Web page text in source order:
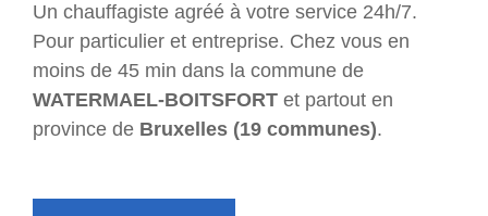
Un chauffagiste agréé à votre service 24h/7.
Pour particulier et entreprise. Chez vous en
moins de 45 min dans la commune de
WATERMAEL-BOITSFORT et partout en
province de Bruxelles (19 communes).